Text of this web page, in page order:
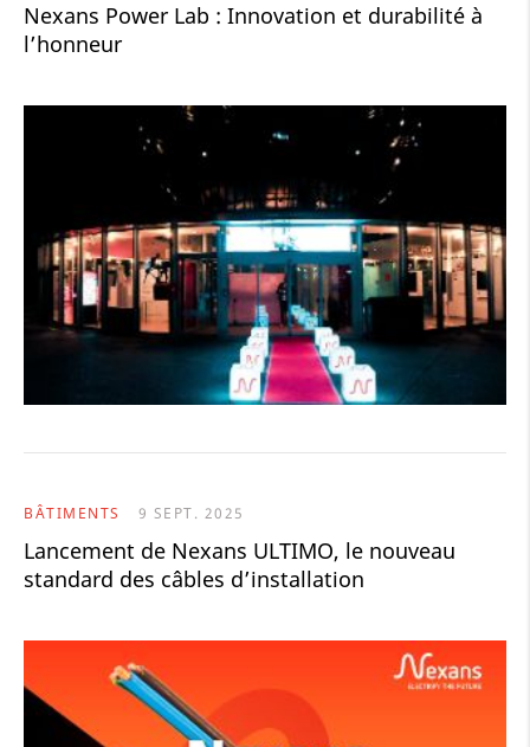
Nexans Power Lab : Innovation et durabilité à
l’honneur
BÂTIMENTS 9 SEPT. 2025
Lancement de Nexans ULTIMO, le nouveau
standard des câbles d’installation